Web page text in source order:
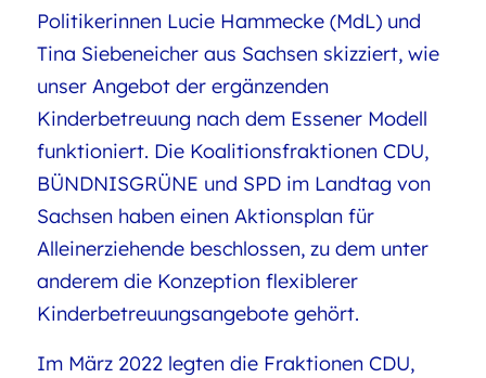
Politikerinnen Lucie Hammecke (MdL) und
Tina Siebeneicher aus Sachsen skizziert, wie
unser Angebot der ergänzenden
Kinderbetreuung nach dem Essener Modell
funktioniert. Die Koalitionsfraktionen CDU,
BÜNDNISGRÜNE und SPD im Landtag von
Sachsen haben einen Aktionsplan für
Alleinerziehende beschlossen, zu dem unter
anderem die Konzeption flexiblerer
Kinderbetreuungsangebote gehört.
Im März 2022 legten die Fraktionen CDU,